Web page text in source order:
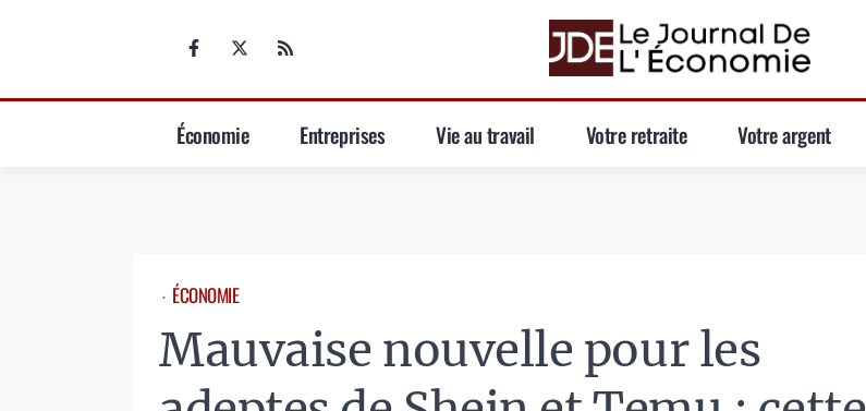
Économie Entreprises Vie au travail Votre retraite Votre argent
⋅ ÉCONOMIE
Mauvaise nouvelle pour les